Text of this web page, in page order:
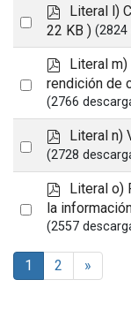
Select
an
p
d
f
Literal l)
22 KB ) (2824
Select
p
d
f
Literal
rendición de
(2766
Select
an
p
d
f
Literal n)
(2728
Select
item
p
d
f
Literal o)
la
(2557
1 2 »